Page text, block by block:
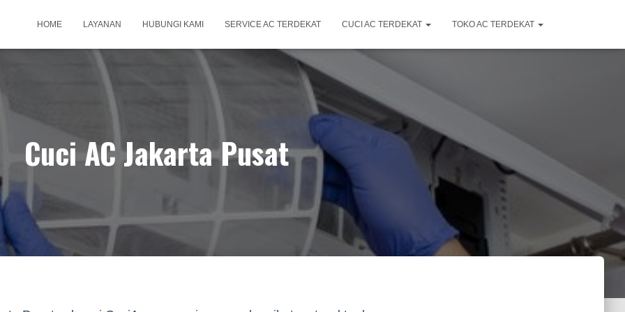
HOME LAYANAN HUBUNGI KAMI SERVICE AC TERDEKAT CUCI AC TERDEKAT TOKO AC TERDEKAT
Cuci AC Jakarta Pusat